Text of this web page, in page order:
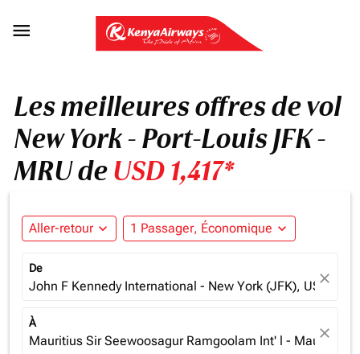

Les meilleures offres de vol
New York - Port-Louis JFK -
MRU deUSD 1,417*
Aller-retour expand_more 1 Passager, Économique expand_more
De
John F Kennedy International - New York (JFK), USA
close
À
Mauritius Sir Seewoosagur Ramgoolam Int' l - Mauritius
close